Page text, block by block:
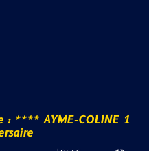
: **** AYME-COLINE 1
rsaire